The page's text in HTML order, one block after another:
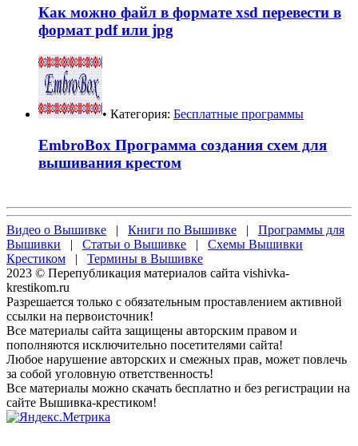
Как можно файл в формате xsd перевести в
формат pdf или jpg
• Категория: Бесплатные программы
EmbroBox Программа создания схем для
вышивания крестом
Видео о Вышивке | Книги по Вышивке | Программы для
Вышивки | Статьи о Вышивке | Схемы Вышивки
Крестиком | Термины в Вышивке
2023 © Перепубликация материалов сайта vishivka-
krestikom.ru
Разрешается только с обязательным проставлением активной
ссылки на первоисточник!
Все материалы сайта защищены авторским правом и
пополняются исключительно посетителями сайта!
Любое нарушение авторских и смежных прав, может повлечь
за собой уголовную ответственность!
Все материалы можно скачать бесплатно и без регистрации на
сайте Вышивка-крестиком!